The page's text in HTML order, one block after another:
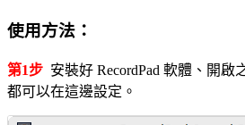
使用方法：
第1步 安裝好 RecordPad 軟體、開
都可以在這邊設定。